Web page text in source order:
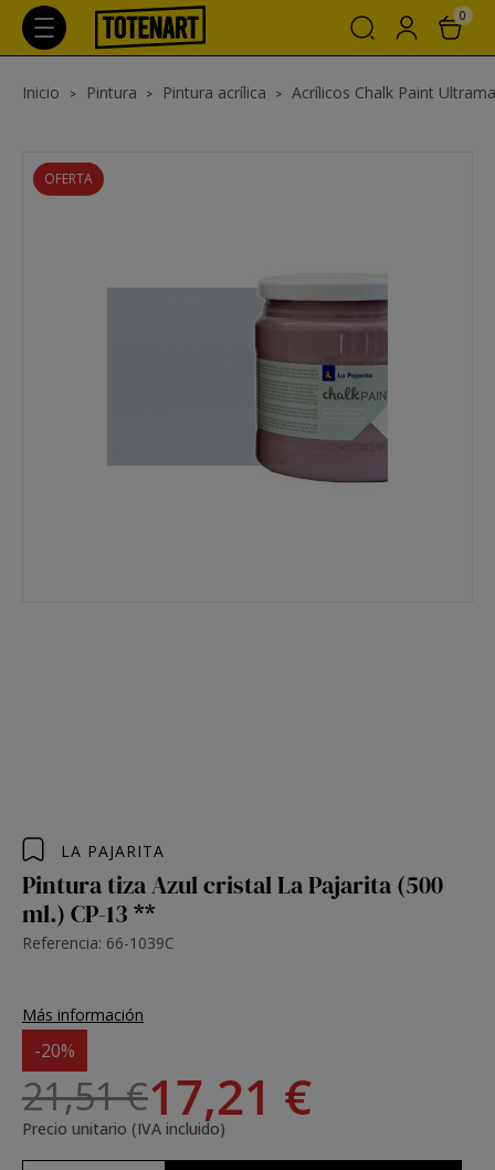
0
Inicio Pintura Pintura acrílica Acrílicos Chalk Paint
OFERTA
LA PAJARITA
Pintura tiza Azul cristal La Pajarita (500
ml.) CP-13 **
Referencia: 66-1039C
Más información
-20%
21,51 €17,21 €
Precio unitario (IVA incluido)